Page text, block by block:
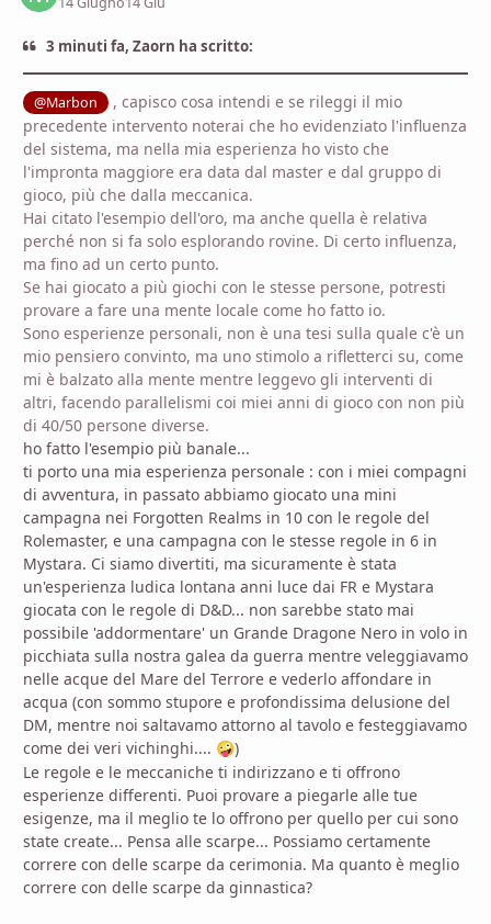
3 minuti fa, Zaorn ha scritto:
@Marbon
, capisco cosa intendi e se rileggi il mio
precedente intervento noterai che ho evidenziato l'influenza
del sistema, ma nella mia esperienza ho visto che
l'impronta maggiore era data dal master e dal gruppo di
gioco, più che dalla meccanica.
Hai citato l'esempio dell'oro, ma anche quella è relativa
perché non si fa solo esplorando rovine. Di certo influenza,
ma fino ad un certo punto.
Se hai giocato a più giochi con le stesse persone, potresti
provare a fare una mente locale come ho fatto io.
Sono esperienze personali, non è una tesi sulla quale c'è un
mio pensiero convinto, ma uno stimolo a rifletterci su, come
mi è balzato alla mente mentre leggevo gli interventi di
altri, facendo parallelismi coi miei anni di gioco con non più
di 40/50 persone diverse.
ho fatto l'esempio più banale...
ti porto una mia esperienza personale : con i miei compagni
di avventura, in passato abbiamo giocato una mini
campagna nei Forgotten Realms in 10 con le regole del
Rolemaster, e una campagna con le stesse regole in 6 in
Mystara. Ci siamo divertiti, ma sicuramente è stata
un'esperienza ludica lontana anni luce dai FR e Mystara
giocata con le regole di D&D... non sarebbe stato mai
possibile 'addormentare' un Grande Dragone Nero in volo in
picchiata sulla nostra galea da guerra mentre veleggiavamo
nelle acque del Mare del Terrore e vederlo affondare in
acqua (con sommo stupore e profondissima delusione del
DM, mentre noi saltavamo attorno al tavolo e festeggiavamo
come dei veri vichinghi.... 🤪)
Le regole e le meccaniche ti indirizzano e ti offrono
esperienze differenti. Puoi provare a piegarle alle tue
esigenze, ma il meglio te lo offrono per quello per cui sono
state create... Pensa alle scarpe... Possiamo certamente
correre con delle scarpe da cerimonia. Ma quanto è meglio
correre con delle scarpe da ginnastica?